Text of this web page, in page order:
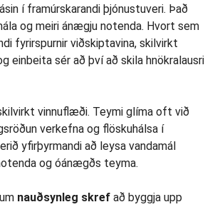
í framúrskarandi þjónustuveri. Það
og meiri ánægju notenda. Hvort sem
fyrirspurnir viðskiptavina, skilvirkt
einbeita sér að því að skila hnökralausri
vinnuflæði. Teymi glíma oft við
verkefna og flöskuhálsa í
yfirþyrmandi að leysa vandamál
og óánægðs teyma.
nauðsynleg skref að byggja upp